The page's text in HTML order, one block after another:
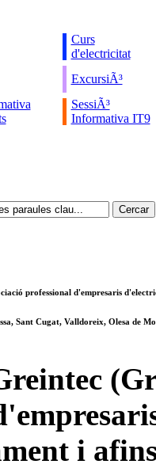
Curs
d'electricitat
ExcursiÃ³
SessiÃ³
Informativa IT9
professional d'empresaris
Sant Cugat, Valldoreix, Olesa de
i